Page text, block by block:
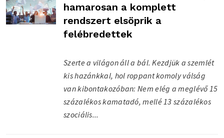
hamarosan a komplett
rendszert elsöprik a
felébredettek
Szerte a világon áll a bál. Kezdjük a szemlét
kis hazánkkal, hol roppant komoly válság
van kibontakozóban: Nem elég a meglévő 15
százalékos kamatadó, mellé 13 százalékos
szociális...